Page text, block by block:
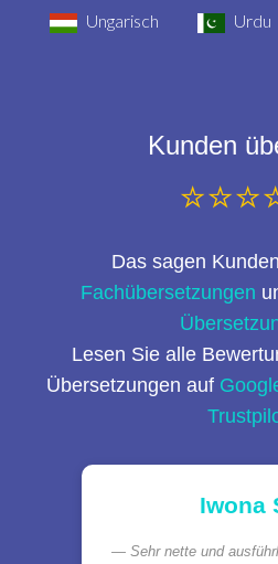
Ungarisch Urdu
Kunden
Das sagen
Fachübersetzungen
Lesen Sie alle
Übersetzungen auf
Iwona
Sehr nette und